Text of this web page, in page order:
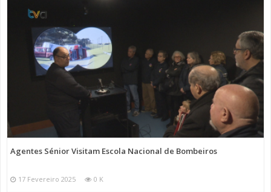
Agentes Sénior Visitam Escola Nacional de Bombeiros
17 Fevereiro 2025 0 K